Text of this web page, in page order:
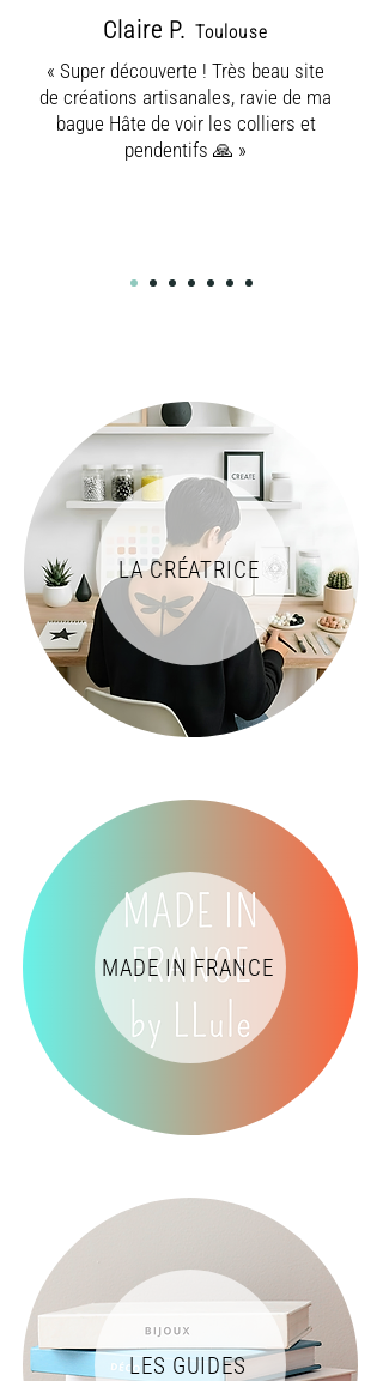
Claire P. Toulouse
« Super découverte ! Très beau site
de créations artisanales, ravie de ma
bague Hâte de voir les colliers et
pendentifs 🙏 »
LA CRÉATRICE
MADE IN FRANCE
LES GUIDES